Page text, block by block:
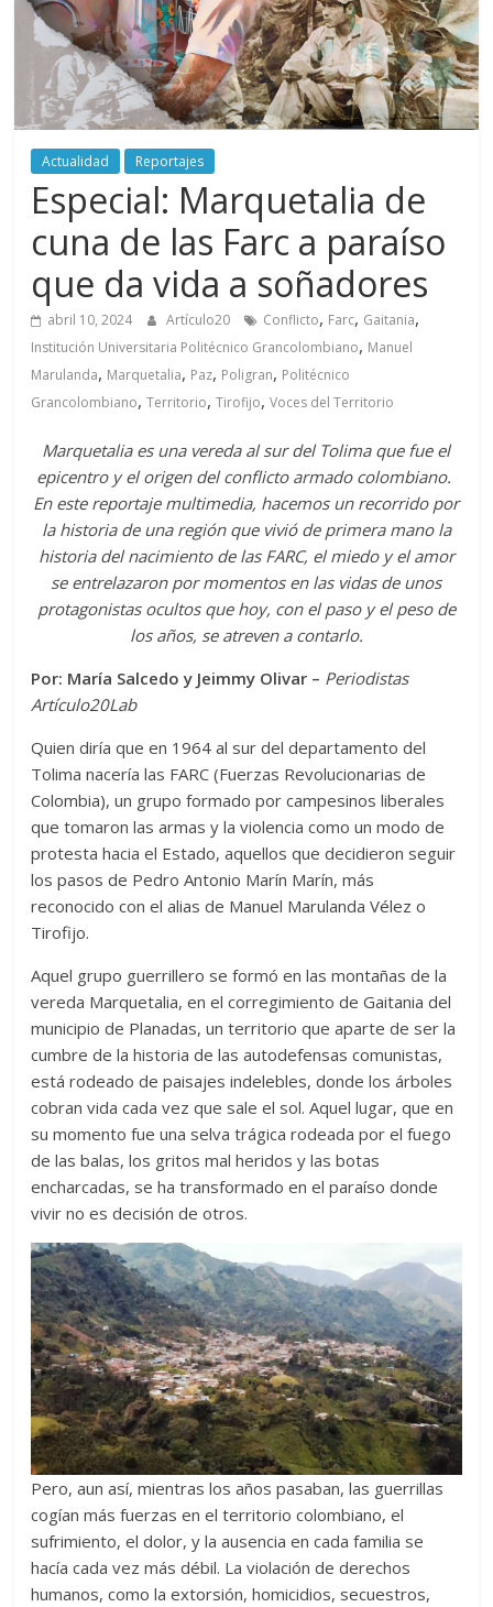
periodismo
digital
Politécnico
Grancolombiano
Actualidad Reportajes
Especial: Marquetalia de
cuna de las Farc a paraíso
que da vida a soñadores
abril 10, 2024 Artículo20 Conflicto, Farc, Gaitania,
Institución Universitaria Politécnico Grancolombiano, Manuel
Marulanda, Marquetalia, Paz, Poligran, Politécnico
Grancolombiano,Territorio,Tirofijo,Voces del Territorio
Marquetalia es una vereda al sur del Tolima que fue el
epicentro y el origen del conflicto armado colombiano.
En este reportaje multimedia, hacemos un recorrido por
la historia de una región que vivió de primera mano la
historia del nacimiento de las FARC, el miedo y el amor
se entrelazaron por momentos en las vidas de unos
protagonistas ocultos que hoy, con el paso y el peso de
los años, se atreven a contarlo.
Por: María Salcedo y Jeimmy Olivar – Periodistas
Artículo20Lab
Quien diría que en 1964 al sur del departamento del
Tolima nacería las FARC (Fuerzas Revolucionarias de
Colombia), un grupo formado por campesinos liberales
que tomaron las armas y la violencia como un modo de
protesta hacia el Estado, aquellos que decidieron seguir
los pasos de Pedro Antonio Marín Marín, más
reconocido con el alias de Manuel Marulanda Vélez o
Tirofijo.
Aquel grupo guerrillero se formó en las montañas de la
vereda Marquetalia, en el corregimiento de Gaitania del
municipio de Planadas, un territorio que aparte de ser la
cumbre de la historia de las autodefensas comunistas,
está rodeado de paisajes indelebles, donde los árboles
cobran vida cada vez que sale el sol. Aquel lugar, que en
su momento fue una selva trágica rodeada por el fuego
de las balas, los gritos mal heridos y las botas
encharcadas, se ha transformado en el paraíso donde
vivir no es decisión de otros.
Pero, aun así, mientras los años pasaban, las guerrillas
cogían más fuerzas en el territorio colombiano, el
sufrimiento, el dolor, y la ausencia en cada familia se
hacía cada vez más débil. La violación de derechos
humanos, como la extorsión, homicidios, secuestros,